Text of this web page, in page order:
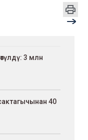
3 млн
40